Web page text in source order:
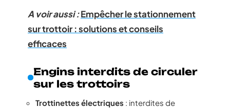
A voir aussi :Empêcher le stationnement
sur trottoir : solutions et conseils
efficaces
Engins interdits de circuler
sur les trottoirs
Trottinettes électriques : interdites de